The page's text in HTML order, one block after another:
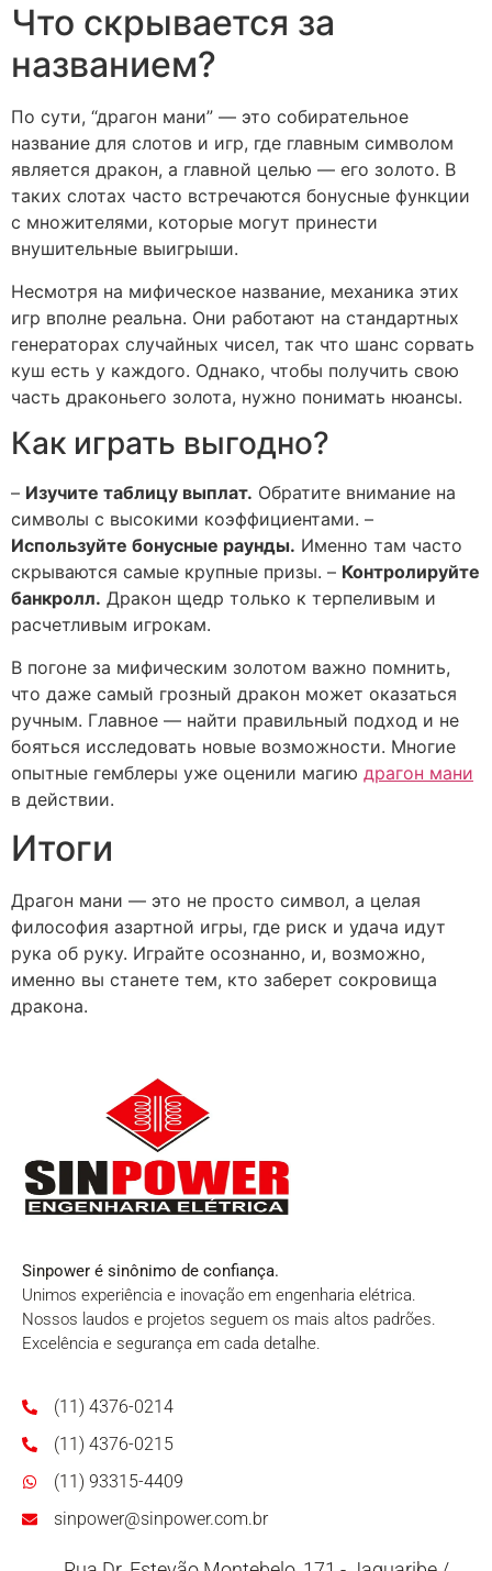
Что скрывается за
названием?
По сути, “драгон мани” — это собирательное
название для слотов и игр, где главным символом
является дракон, а главной целью — его золото. В
таких слотах часто встречаются бонусные функции
с множителями, которые могут принести
внушительные выигрыши.
Несмотря на мифическое название, механика этих
игр вполне реальна. Они работают на стандартных
генераторах случайных чисел, так что шанс сорвать
куш есть у каждого. Однако, чтобы получить свою
часть драконьего золота, нужно понимать нюансы.
Как играть выгодно?
– Изучите таблицу выплат. Обратите внимание на
символы с высокими коэффициентами. –
Используйте бонусные раунды. Именно там часто
скрываются самые крупные призы. – Контролируйте
банкролл. Дракон щедр только к терпеливым и
расчетливым игрокам.
В погоне за мифическим золотом важно помнить,
что даже самый грозный дракон может оказаться
ручным. Главное — найти правильный подход и не
бояться исследовать новые возможности. Многие
опытные гемблеры уже оценили магию драгон мани
в действии.
Итоги
Драгон мани — это не просто символ, а целая
философия азартной игры, где риск и удача идут
рука об руку. Играйте осознанно, и, возможно,
именно вы станете тем, кто заберет сокровища
дракона.
Sinpower é sinônimo de confiança.
Unimos experiência e inovação em engenharia elétrica.
Nossos laudos e projetos seguem os mais altos padrões.
Excelência e segurança em cada detalhe.
(11) 4376-0214
(11) 4376-0215
(11) 93315-4409
sinpower@sinpower.com.br